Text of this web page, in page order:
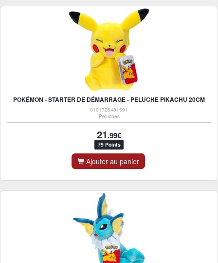
POKÉMON - STARTER DE DÉMARRAGE - PELUCHE PIKACHU 20CM
0191726481591
Peluches
21.99€
79 Points
Ajouter au panier